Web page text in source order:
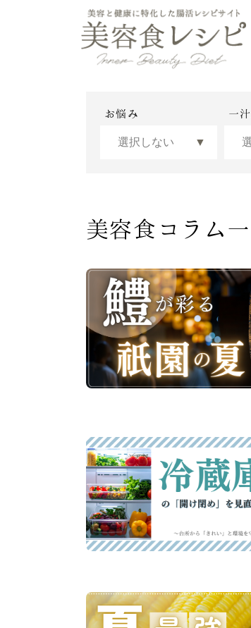
お悩み 一
美容食コラム